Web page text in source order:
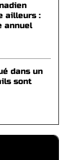
ailleurs :
annuel
dans un
sont